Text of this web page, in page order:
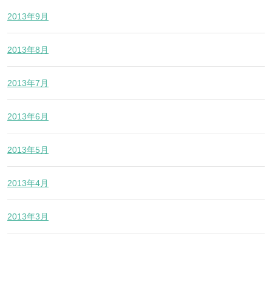
2013年9月
2013年8月
2013年7月
2013年6月
2013年5月
2013年4月
2013年3月